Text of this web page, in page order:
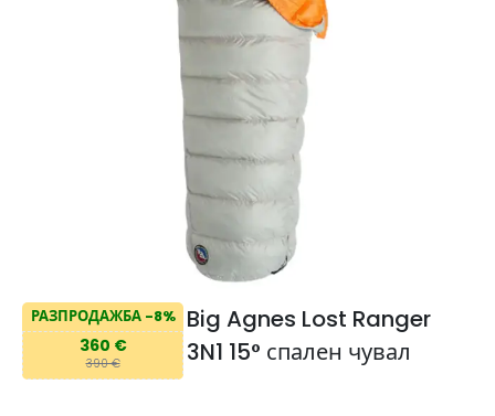
РАЗПРОДАЖБА -8%
360 €
390 €
Big Agnes Lost Ranger
3N1 15° спален чувал